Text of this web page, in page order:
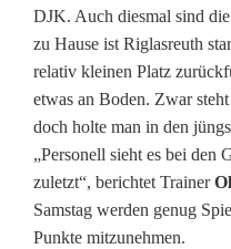
S
p
i
z
e
DJK. Auch diesmal sind
zu Hause ist Riglasreuth
relativ kleinen Platz
etwas an Boden. Zwar
doch holte man in den
„Personell sieht es bei den
zuletzt“, berichtet Trainer
Samstag werden genug
Punkte mitzunehmen.